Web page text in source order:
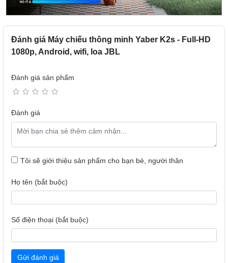
Đánh giá Máy chiếu thông minh Yaber K2s - Full-HD
1080p, Android, wifi, loa JBL
Đánh giá sản phẩm
Đánh giá
Tôi sẽ giới thiệu sản phẩm cho bạn bè, người thân
Họ tên (bắt buộc)
Số điện thoại (bắt buộc)
Gửi đánh giá